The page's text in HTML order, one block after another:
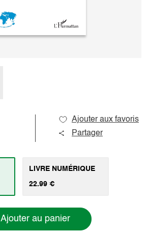
Ajouter aux favoris
Partager
LIVRE NUMÉRIQUE
22.99 €
Ajouter au panier